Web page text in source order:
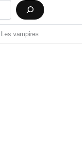
Les vampires